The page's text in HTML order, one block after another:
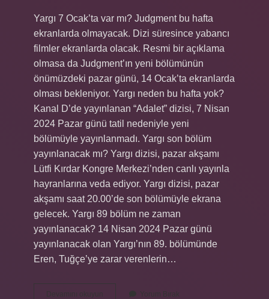
Yargı 7 Ocak’ta var mı? Judgment bu hafta
ekranlarda olmayacak. Dizi süresince yabancı
filmler ekranlarda olacak. Resmi bir açıklama
olmasa da Judgment’ın yeni bölümünün
önümüzdeki pazar günü, 14 Ocak’ta ekranlarda
olması bekleniyor. Yargı neden bu hafta yok?
Kanal D’de yayınlanan “Adalet” dizisi, 7 Nisan
2024 Pazar günü tatil nedeniyle yeni
bölümüyle yayınlanmadı. Yargı son bölüm
yayınlanacak mı? Yargı dizisi, pazar akşamı
Lütfi Kırdar Kongre Merkezi’nden canlı yayınla
hayranlarına veda ediyor. Yargı dizisi, pazar
akşamı saat 20.00’de son bölümüyle ekrana
gelecek. Yargı 89 bölüm ne zaman
yayınlanacak? 14 Nisan 2024 Pazar günü
yayınlanacak olan Yargı’nın 89. bölümünde
Eren, Tuğçe’ye zarar verenlerin…
Devamını okuyun Yorum Bırak